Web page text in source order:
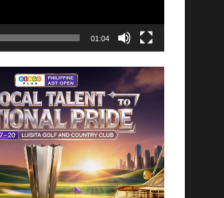
01:04